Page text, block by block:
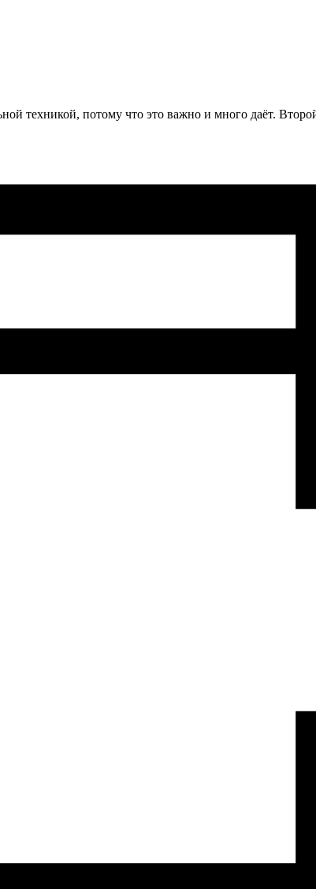
техникой, потому что это важно и много даёт.